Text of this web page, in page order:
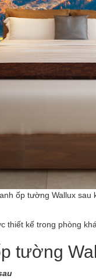
ốp tường Wallux sau
thiết kế trong phòng
tường